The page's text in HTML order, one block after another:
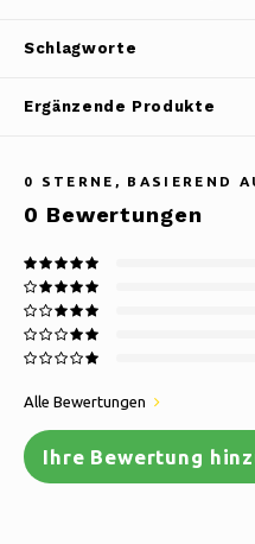
Schlagworte
Ergänzende Produkte
0 STERNE, BASIEREND
0 Bewertungen
Alle Bewertungen
Ihre Bewertung